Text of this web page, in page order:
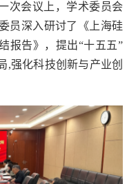
次会议上，学术委员会
员深入研讨了《上海硅
报告》，提出“十五五”
,强化科技创新与产业创